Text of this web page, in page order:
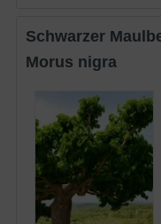
Schwarzer
Morus nigra